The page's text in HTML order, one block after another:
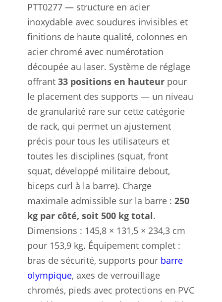
PTT0277 — structure en acier
inoxydable avec soudures invisibles et
finitions de haute qualité, colonnes en
acier chromé avec numérotation
découpée au laser. Système de réglage
offrant 33 positions en hauteur pour
le placement des supports — un niveau
de granularité rare sur cette catégorie
de rack, qui permet un ajustement
précis pour tous les utilisateurs et
toutes les disciplines (squat, front
squat, développé militaire debout,
biceps curl à la barre). Charge
maximale admissible sur la barre : 250
kg par côté, soit 500 kg total.
Dimensions : 145,8 × 131,5 × 234,3 cm
pour 153,9 kg. Équipement complet :
bras de sécurité, supports pour barre
olympique, axes de verrouillage
chromés, pieds avec protections en PVC